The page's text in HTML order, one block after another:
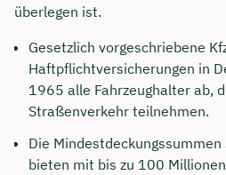
überlegen ist.
Gesetzlich vorgeschriebene
Haftpflichtversicherungen in
1965 alle Fahrzeughalter ab,
Straßenverkehr teilnehmen.
Die
bieten mit bis zu 100